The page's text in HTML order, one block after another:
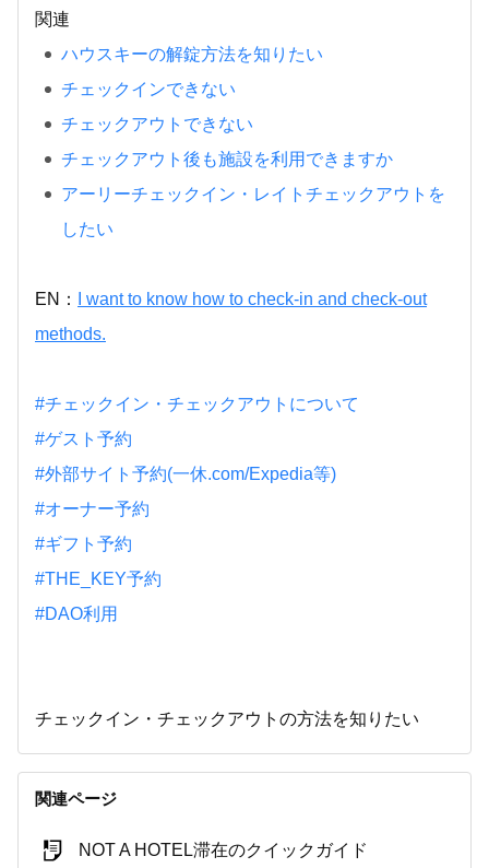
関連
ハウスキーの解錠方法を知りたい
チェックインできない
チェックアウトできない
チェックアウト後も施設を利用できますか
アーリーチェックイン・レイトチェックアウトを
したい
EN：
I want to know how to check-in and check-out
methods.
#チェックイン・チェックアウトについて
#ゲスト予約
#外部サイト予約(一休.com/Expedia等)
#オーナー予約
#ギフト予約
#THE_KEY予約
#DAO利用
チェックイン・チェックアウトの方法を知りたい
関連ページ
NOT A HOTEL滞在のクイックガイド